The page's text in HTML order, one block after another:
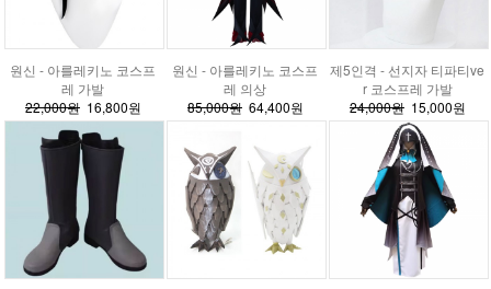
원신 - 아를레키노 코스프
레 가발
22,000원16,800원
원신 - 아를레키노 코스프
레 의상
85,000원64,400원
제5인격 - 선지자 티파티ve
r 코스프레 가발
24,000원15,000원